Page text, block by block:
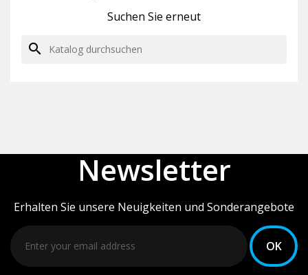
Suchen Sie erneut
search
Newsletter
Erhalten Sie unsere Neuigkeiten und Sonderangebote